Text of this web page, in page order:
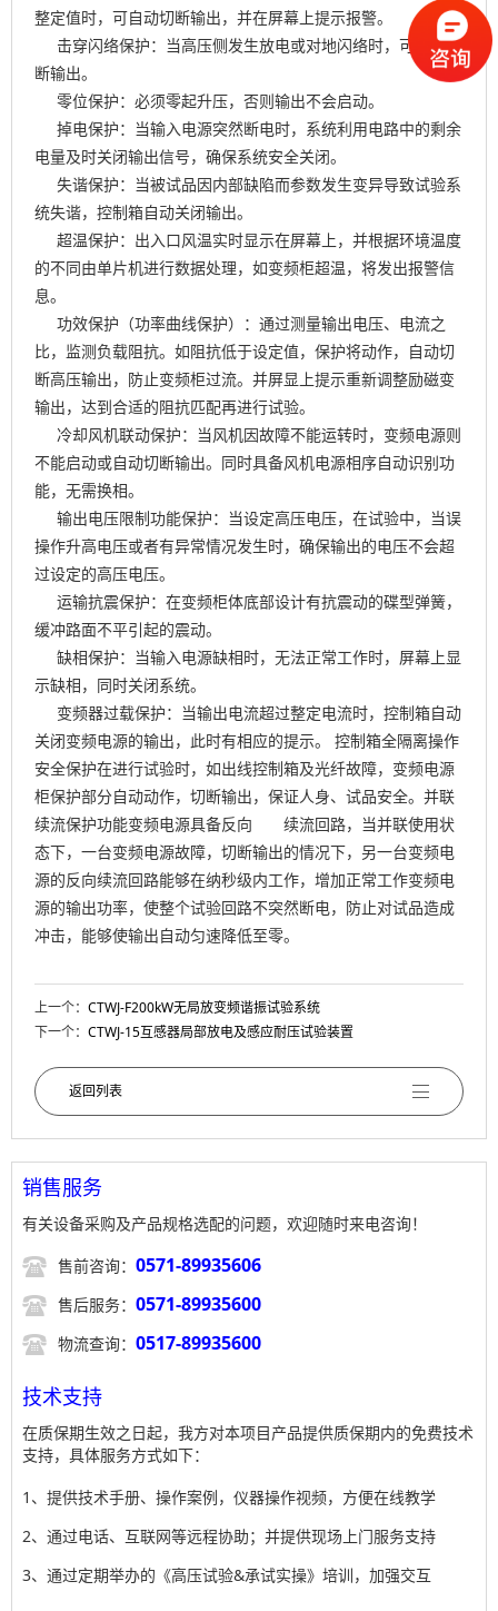
整定值时，可自动切断输出，并在屏幕上提示报警。
击穿闪络保护：当高压侧发生放电或对地闪络时，可自动切
断输出。
零位保护：必须零起升压，否则输出不会启动。
掉电保护：当输入电源突然断电时，系统利用电路中的剩余
电量及时关闭输出信号，确保系统安全关闭。
失谐保护：当被试品因内部缺陷而参数发生变异导致试验系
统失谐，控制箱自动关闭输出。
超温保护：出入口风温实时显示在屏幕上，并根据环境温度
的不同由单片机进行数据处理，如变频柜超温，将发出报警信
息。
功效保护（功率曲线保护）：通过测量输出电压、电流之
比，监测负载阻抗。如阻抗低于设定值，保护将动作，自动切
断高压输出，防止变频柜过流。并屏显上提示重新调整励磁变
输出，达到合适的阻抗匹配再进行试验。
冷却风机联动保护：当风机因故障不能运转时，变频电源则
不能启动或自动切断输出。同时具备风机电源相序自动识别功
能，无需换相。
输出电压限制功能保护：当设定高压电压，在试验中，当误
操作升高电压或者有异常情况发生时，确保输出的电压不会超
过设定的高压电压。
运输抗震保护：在变频柜体底部设计有抗震动的碟型弹簧，
缓冲路面不平引起的震动。
缺相保护：当输入电源缺相时，无法正常工作时，屏幕上显
示缺相，同时关闭系统。
变频器过载保护：当输出电流超过整定电流时，控制箱自动
关闭变频电源的输出，此时有相应的提示。 控制箱全隔离操作
安全保护在进行试验时，如出线控制箱及光纤故障，变频电源
柜保护部分自动动作，切断输出，保证人身、试品安全。并联
续流保护功能变频电源具备反向 续流回路，当并联使用状
态下，一台变频电源故障，切断输出的情况下，另一台变频电
源的反向续流回路能够在纳秒级内工作，增加正常工作变频电
源的输出功率，使整个试验回路不突然断电，防止对试品造成
冲击，能够使输出自动匀速降低至零。
上一个： CTWJ-F200kW无局放变频谐振试验系统
下一个： CTWJ-15互感器局部放电及感应耐压试验装置
返回列表
销售服务
有关设备采购及产品规格选配的问题，欢迎随时来电咨询！
 售前咨询： 0571-89935606
 售后服务： 0571-89935600
 物流查询： 0517-89935600
技术支持
在质保期生效之日起，我方对本项目产品提供质保期内的免费技术
支持，具体服务方式如下：
1、提供技术手册、操作案例，仪器操作视频，方便在线教学
2、通过电话、互联网等远程协助；并提供现场上门服务支持
3、通过定期举办的《高压试验&承试实操》培训，加强交互